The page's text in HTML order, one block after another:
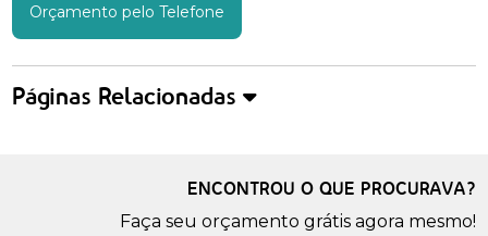
Orçamento pelo Telefone
Páginas Relacionadas
ENCONTROU O QUE PROCURAVA?
Faça seu orçamento grátis agora mesmo!